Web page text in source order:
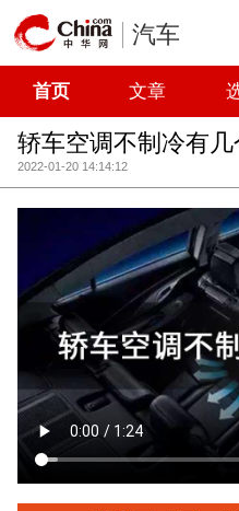
汽车
首页 文章
轿车空调不制冷有几
2022-01-20 14:14:12